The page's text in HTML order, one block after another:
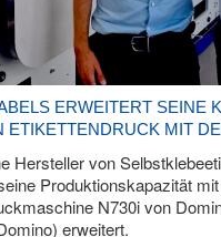
ERWEITERT SEINE
ETIKETTENDRUCK MIT
Hersteller von
Produktionskapazität
N730i von
erweitert.